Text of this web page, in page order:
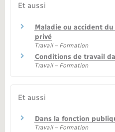
Et aussi
Maladie ou accident
privé
Travail – Formation
Conditions de travail
Travail – Formation
Et aussi
Dans la fonction
Travail – Formation